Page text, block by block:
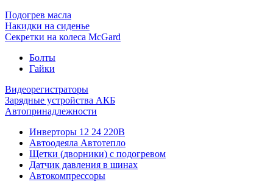
Подогрев масла
Накидки на сиденье
Секретки на колеса McGard
Болты
Гайки
Видеорегистраторы
Зарядные устройства АКБ
Автопринадлежности
Инверторы 12 24 220В
Автоодеяла Автотепло
Щетки (дворники) с подогревом
Датчик давления в шинах
Автокомпрессоры